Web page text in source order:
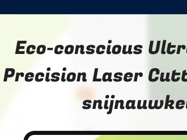
Eco-conscious
Precision Laser